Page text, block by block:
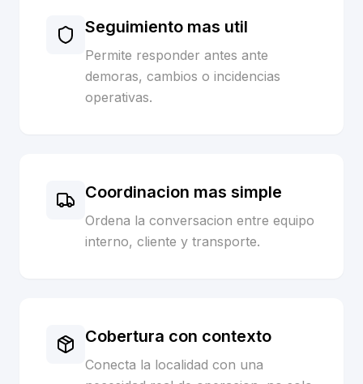
Seguimiento mas util
Permite responder antes ante
demoras, cambios o incidencias
operativas.
Coordinacion mas simple
Ordena la conversacion entre equipo
interno, cliente y transporte.
Cobertura con contexto
Conecta la localidad con una